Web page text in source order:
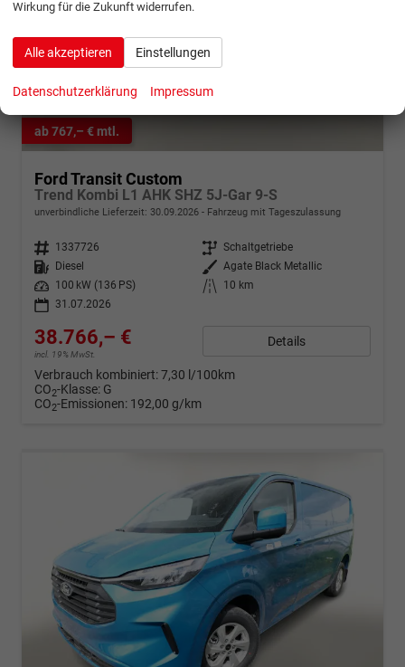
ab 767,– € mtl.
Ford Transit Custom
Trend Kombi L1 AHK SHZ 5J-Gar 9-S
unverbindliche Lieferzeit: 30.09.2026 Fahrzeug mit Tageszulassung
Fahrzeugnr. 1337726 Getriebe Schaltgetriebe
Kraftstoff
Diesel Außenfarbe Agate Black Metallic
Leistung
100 kW (136 PS) Kilometerstand
10 km
31.07.2026
38.766,– €
incl. 19% MwSt.
Details
Verbrauch kombiniert:7,30 l/100km
CO2-Klasse: G
CO2-Emissionen: 192,00 g/km
Wirkung für die Zukunft widerrufen.
Alle akzeptieren Einstellungen
Datenschutzerklärung Impressum